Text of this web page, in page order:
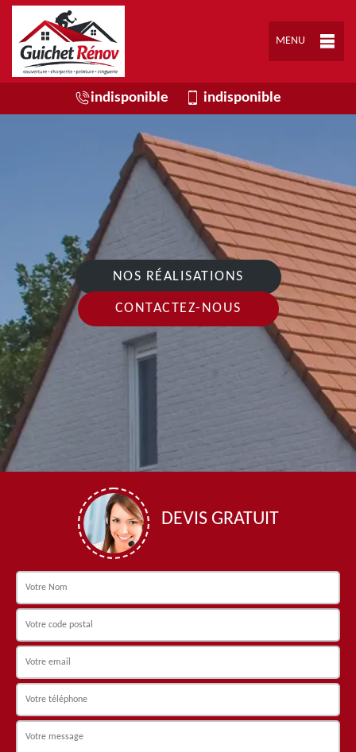
MENU
indisponible indisponible
NOS RÉALISATIONS
CONTACTEZ-NOUS
DEVIS GRATUIT